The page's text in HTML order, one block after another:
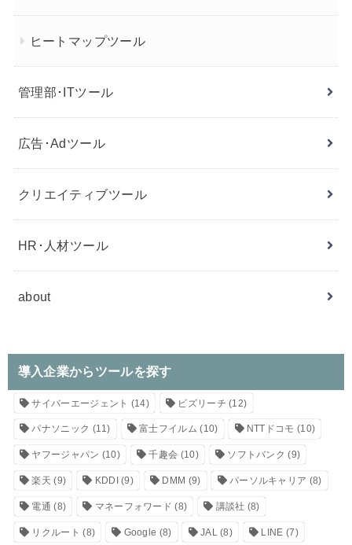
ヒートマップツール
管理部･ITツール
広告･Adツール
クリエイティブツール
HR･人材ツール
about
導入企業からツールを探す
サイバーエージェント (14) ビズリーチ (12)
パナソニック (11) 富士フイルム (10) NTTドコモ (10)
ヤフージャパン (10) 千趣会 (10) ソフトバンク (9)
楽天 (9) KDDI (9) DMM (9) パーソルキャリア (8)
電通 (8) マネーフォワード (8) 講談社 (8)
リクルート (8) Google (8) JAL (8) LINE (7)